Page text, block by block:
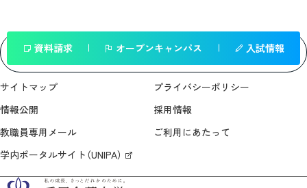
一覧へ戻る
資料請求 オープンキャンパス 入試情報
サイトマップ
プライバシーポリシー
情報公開
採用情報
教職員専用メール
ご利用にあたって
学内ポータルサイト（UNIPA）